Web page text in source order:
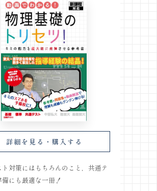
詳細を見る・購入する
ト対策にはもちろんのこと，共通テ
備にも最適な一冊！